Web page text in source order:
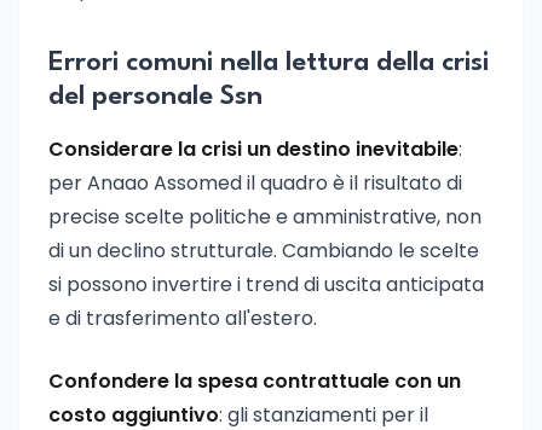
Errori comuni nella lettura della crisi
del personale Ssn
Considerare la crisi un destino inevitabile:
per Anaao Assomed il quadro è il risultato di
precise scelte politiche e amministrative, non
di un declino strutturale. Cambiando le scelte
si possono invertire i trend di uscita anticipata
e di trasferimento all'estero.
Confondere la spesa contrattuale con un
costo aggiuntivo: gli stanziamenti per il